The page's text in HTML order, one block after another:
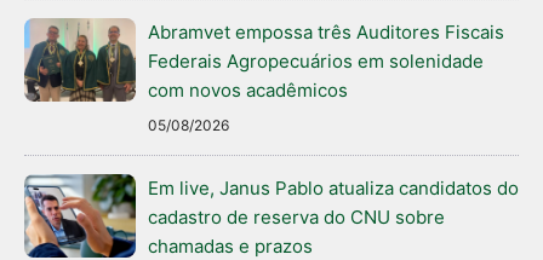
Abramvet empossa três Auditores Fiscais
Federais Agropecuários em solenidade
com novos acadêmicos
05/08/2026
Em live, Janus Pablo atualiza candidatos do
cadastro de reserva do CNU sobre
chamadas e prazos